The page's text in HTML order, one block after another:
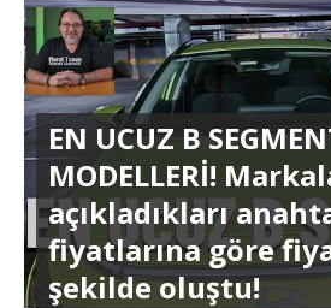
EN UCUZ B
MODELLERİ!
açıkladıkları
fiyatlarına göre
şekilde oluştu!